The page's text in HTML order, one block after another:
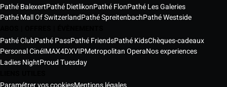
Pathé BalexertPathé DietlikonPathé FlonPathé Les Galeries
Pathé Mall Of SwitzerlandPathé SpreitenbachPathé Westside
Pathé ClubPathé PassPathé FriendsPathé KidsChèques-cadeaux
Personal CinéIMAX4DXVIPMetropolitan OperaNos experiences
Ladies NightProud Tuesday